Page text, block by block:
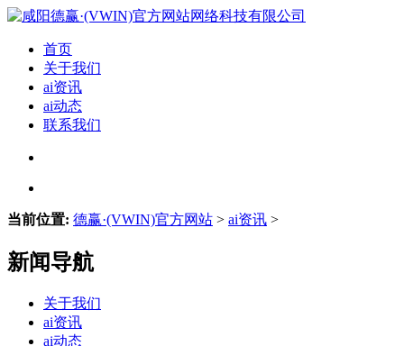
首页
关于我们
ai资讯
ai动态
联系我们
当前位置: 德赢·(VWIN)官方网站 > ai资讯 >
新闻导航
关于我们
ai资讯
ai动态